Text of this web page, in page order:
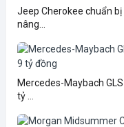
Jeep Cherokee chuẩn
nâng...
Mercedes-Maybach
tỷ ...